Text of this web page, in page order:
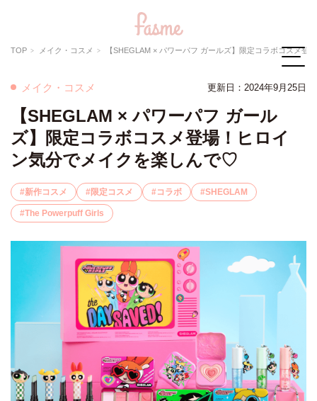
TOP メイク・コスメ 【SHEGLAM × パワーパフ ガールズ】限定コラボコスメ登場！ヒロイン気分でメイクを楽しんで♡
メイク・コスメ 更新日： 2024年9月25日
【SHEGLAM × パワーパフ ガール
ズ】限定コラボコスメ登場！ヒロイ
ン気分でメイクを楽しんで♡
新作コスメ 限定コスメ コラボ SHEGLAM
The Powerpuff Girls